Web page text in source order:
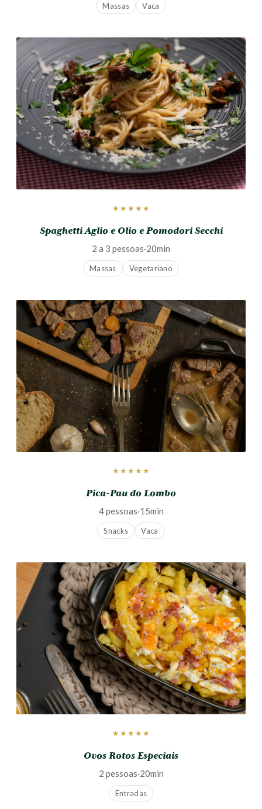
Massas Vaca
★★★★★
Spaghetti Aglio e Olio e Pomodori Secchi
2 a 3 pessoas·20min
Massas Vegetariano
★★★★★
Pica-Pau do Lombo
4 pessoas·15min
Snacks Vaca
★★★★★
Ovos Rotos Especiais
2 pessoas·20min
Entradas